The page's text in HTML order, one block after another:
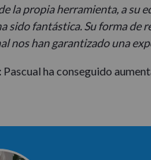
la propia herramienta, a su
sido fantástica. Su forma de
nos han garantizado una
Pascual ha conseguido